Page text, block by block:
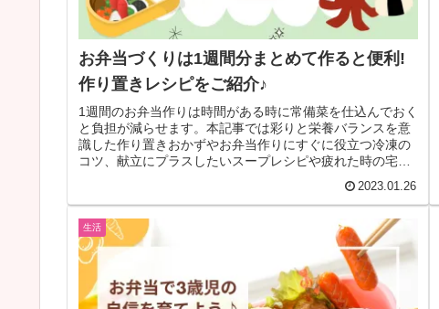
お弁当づくりは1週間分まとめて作ると便利!
作り置きレシピをご紹介♪
1週間のお弁当作りは時間がある時に常備菜を仕込んでおく
と負担が減らせます。本記事では彩りと栄養バランスを意
識した作り置きおかずやお弁当作りにすぐに役立つ冷凍の
コツ、献立にプラスしたいスープレシピや疲れた時の宅配
2023.01.26
生活